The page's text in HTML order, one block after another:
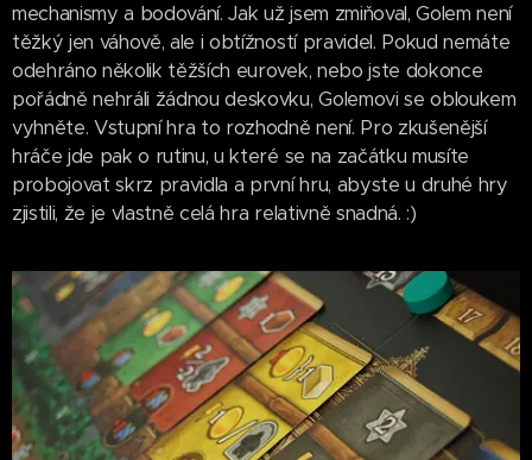
mechanismy a bodování. Jak už jsem zmiňoval, Golem není
těžký jen váhově, ale i obtížností pravidel. Pokud nemáte
odehráno několik těžších eurovek, nebo jste dokonce
pořádně nehráli žádnou deskovku, Golemovi se obloukem
vyhněte. Vstupní hra to rozhodně není. Pro zkušenější
hráče jde pak o rutinu, u které se na začátku musíte
probojovat skrz pravidla a první hru, abyste u druhé hry
zjistili, že je vlastně celá hra relativně snadná. :)